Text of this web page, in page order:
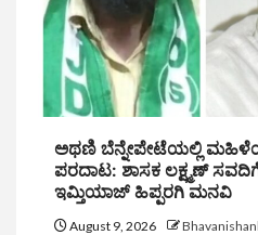
ಅಥಣಿ ಬೆನ್ನೇಪೇಟೆಯಲ್ಲಿ
ಪರದಾಟ: ಶಾಸಕ ಲಕ್ಷ್ಮಣ್
ಇಮ್ತಿಯಾಜ್ ಹಿಪ್ಪರಗಿ ಮನವಿ
August 9, 2026